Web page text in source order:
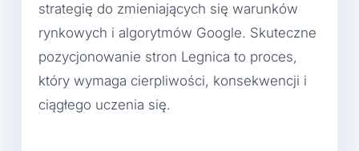
strategię do zmieniających się warunków
rynkowych i algorytmów Google. Skuteczne
pozycjonowanie stron Legnica to proces,
który wymaga cierpliwości, konsekwencji i
ciągłego uczenia się.